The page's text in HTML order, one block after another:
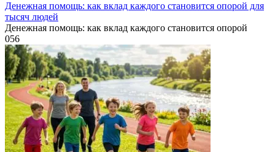
Денежная помощь: как вклад каждого становится опорой для
тысяч людей
Денежная помощь: как вклад каждого становится опорой
056